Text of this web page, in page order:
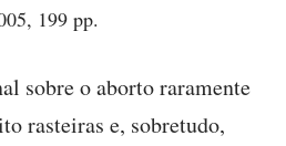
199 pp.
sobre o aborto raramente
rasteiras e, sobretudo,